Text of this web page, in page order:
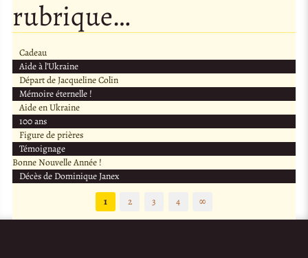
rubrique…
Cadeau
Aide à l’Ukraine
Départ de Jacqueline Colin
Mémoire éternelle !
Aide en Ukraine
100 ans
Figure de prières
Témoignage
Bonne Nouvelle Année !
Décès de Dominique Janex
1
2 3 4 ∞